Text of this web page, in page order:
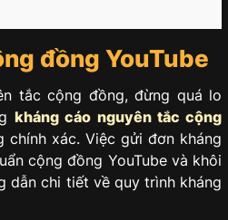
đồng YouTube
tắc cộng đồng, đừng quá lo
kháng cáo nguyên tắc cộng
chính xác. Việc gửi đơn kháng
cộng đồng YouTube và khôi
dẫn chi tiết về quy trình kháng